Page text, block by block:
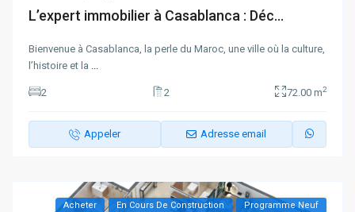
L’expert immobilier à Casablanca : Déc...
Bienvenue à Casablanca, la perle du Maroc, une ville où la culture,
l’histoire et la ...
2 2 72.00 m2
Appeler Adresse email
Acheter En Cours De Construction Programme Neuf